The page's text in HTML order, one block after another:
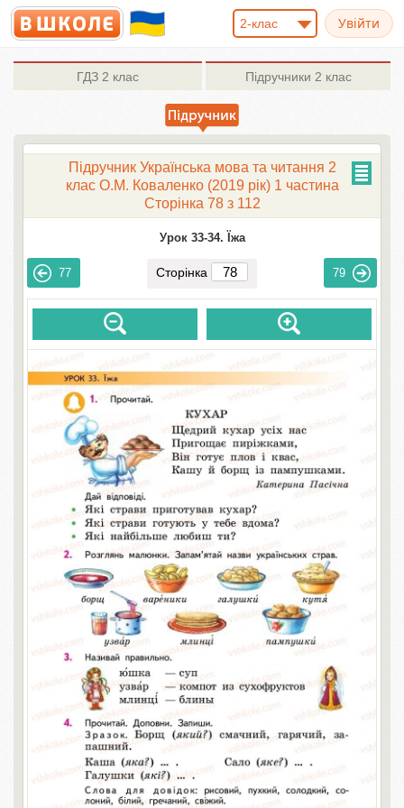
2-клас
ГДЗ 2 клас Підручники 2 клас
Підручник Українська мова та читання 2
клас О.М. Коваленко (2019 рік) 1 частина
Сторінка 78 з 112
Урок 33-34. Їжа
77 Сторінка 79